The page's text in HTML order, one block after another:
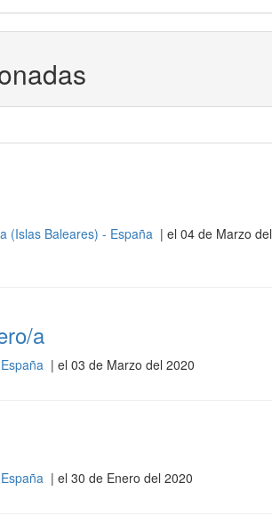
(Islas Baleares) - España | el 04 de Marzo del
a
| el 03 de Marzo del 2020
| el 30 de Enero del 2020